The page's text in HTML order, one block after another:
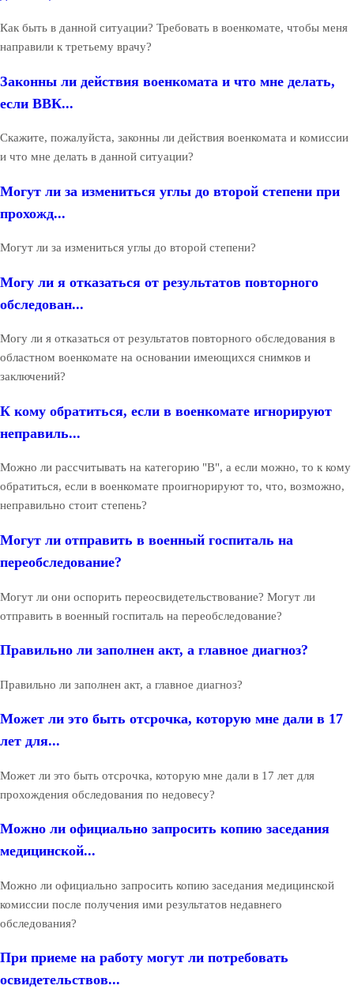
Как быть в данной ситуации? Требовать в военкомате, чтобы меня
направили к третьему врачу?
Законны ли действия военкомата и что мне делать,
если ВВК...
Скажите, пожалуйста, законны ли действия военкомата и комиссии
и что мне делать в данной ситуации?
Могут ли за измениться углы до второй степени при
прохожд...
Могут ли за измениться углы до второй степени?
Могу ли я отказаться от результатов повторного
обследован...
Могу ли я отказаться от результатов повторного обследования в
областном военкомате на основании имеющихся снимков и
заключений?
К кому обратиться, если в военкомате игнорируют
неправиль...
Можно ли рассчитывать на категорию "В", а если можно, то к кому
обратиться, если в военкомате проигнорируют то, что, возможно,
неправильно стоит степень?
Могут ли отправить в военный госпиталь на
переобследование?
Могут ли они оспорить переосвидетельствование? Могут ли
отправить в военный госпиталь на переобследование?
Правильно ли заполнен акт, а главное диагноз?
Правильно ли заполнен акт, а главное диагноз?
Может ли это быть отсрочка, которую мне дали в 17
лет для...
Может ли это быть отсрочка, которую мне дали в 17 лет для
прохождения обследования по недовесу?
Можно ли официально запросить копию заседания
медицинской...
Можно ли официально запросить копию заседания медицинской
комиссии после получения ими результатов недавнего
обследования?
При приеме на работу могут ли потребовать
освидетельствов...